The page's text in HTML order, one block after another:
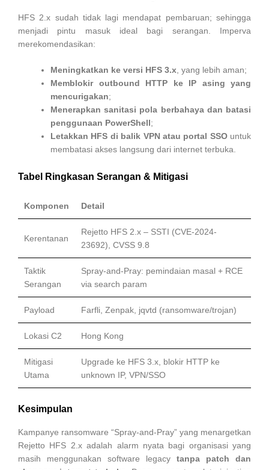
HFS 2.x sudah tidak lagi mendapat pembaruan; sehingga
menjadi pintu masuk ideal bagi serangan. Imperva
merekomendasikan:
Meningkatkan ke versi HFS 3.x , yang lebih aman;
Memblokir outbound HTTP ke IP asing yang
mencurigakan;
Menerapkan sanitasi pola berbahaya dan batasi
penggunaan PowerShell;
Letakkan HFS di balik VPN atau portal SSOuntuk
membatasi akses langsung dari internet terbuka.
Tabel Ringkasan Serangan & Mitigasi
Komponen Detail
Kerentanan
Rejetto HFS 2.x – SSTI (CVE-2024-
23692), CVSS 9.8
Taktik
Serangan
Spray-and-Pray: pemindaian masal + RCE
via search param
Payload Farfli, Zenpak, jqvtd (ransomware/trojan)
Lokasi C2 Hong Kong
Mitigasi
Utama
Upgrade ke HFS 3.x, blokir HTTP ke
unknown IP, VPN/SSO
Kesimpulan
Kampanye ransomware “Spray-and-Pray” yang menargetkan
Rejetto HFS 2.x adalah alarm nyata bagi organisasi yang
masih menggunakan software legacy tanpa patch dan